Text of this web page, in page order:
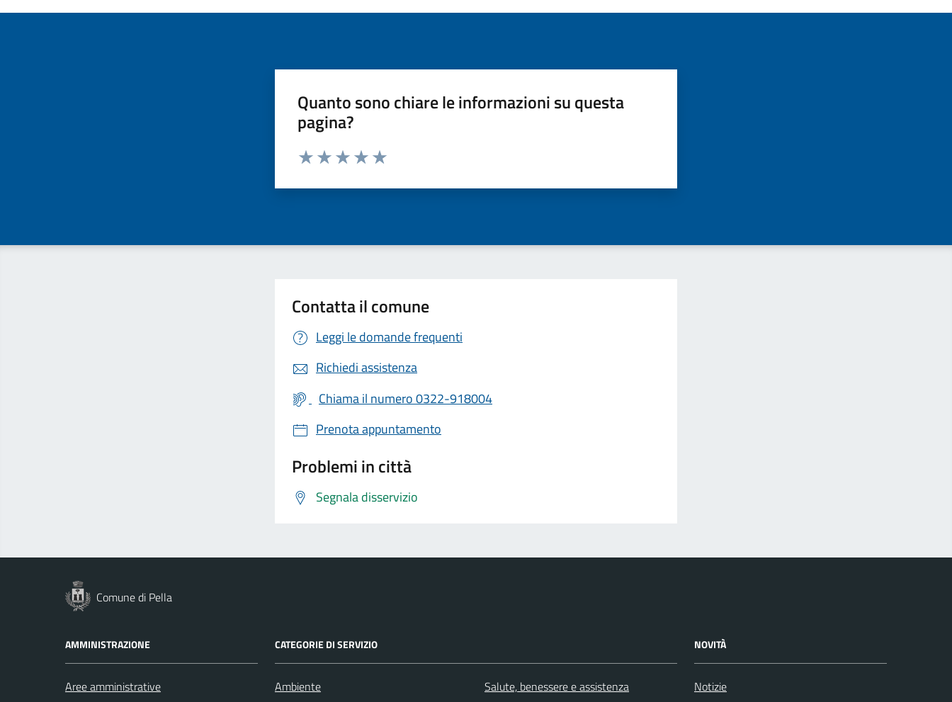
Quanto sono chiare le informazioni su questa
pagina?
Valuta da 1 a 5 stelle la pagina
Contatta il comune
Leggi le domande frequenti
Richiedi assistenza
Chiama il numero 0322-918004
Prenota appuntamento
Problemi in città
Segnala disservizio
Comune di Pella
AMMINISTRAZIONE
Aree amministrative
CATEGORIE DI SERVIZIO
Ambiente
Salute, benessere e assistenza
NOVITÀ
Notizie